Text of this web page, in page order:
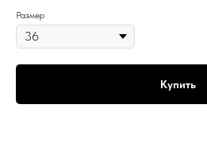
Размер
Купить